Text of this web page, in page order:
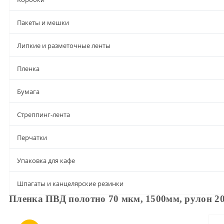
Пакеты и мешки
Липкие и разметочные ленты
Пленка
Бумага
Стреппинг-лента
Перчатки
Упаковка для кафе
Шпагаты и канцелярские резинки
Пленка ПВД полотно 70 мкм, 1500мм, рулон
Описание